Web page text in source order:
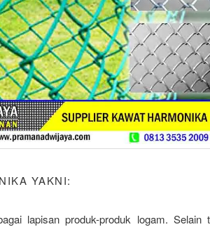
YAKNI:
lapisan produk-produk logam. Selain